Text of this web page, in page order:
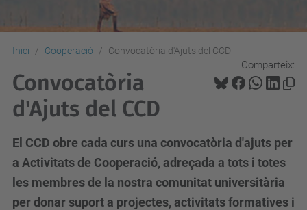
Inici Cooperació Convocatòria d'Ajuts del CCD
Comparteix:
Convocatòria
d'Ajuts del CCD
El CCD obre cada curs una convocatòria d'ajuts per
a Activitats de Cooperació, adreçada a tots i totes
les membres de la nostra comunitat universitària
per donar suport a projectes, activitats formatives i